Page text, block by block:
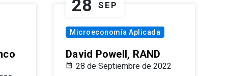
28 SEP
Microeconomía Aplicada
David Powell, RAND
28 de Septiembre de 2022